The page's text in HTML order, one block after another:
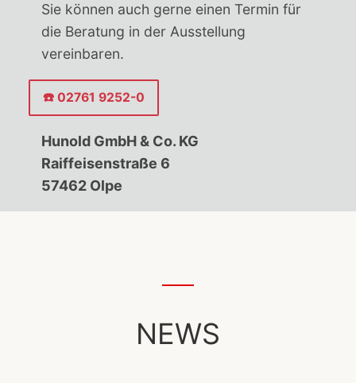
Sie können auch gerne einen Termin für
die Beratung in der Ausstellung
vereinbaren.
☎️ 02761 9252-0
Hunold GmbH & Co. KG
Raiffeisenstraße 6
57462 Olpe
NEWS